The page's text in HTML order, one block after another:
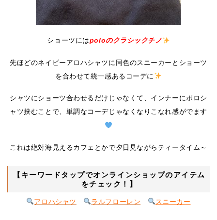
ショーツにはpoloのクラシックチノ
先ほどのネイビーアロハシャツに同色のスニーカーとショーツ
を合わせて統一感あるコーデに
シャツにショーツ合わせるだけじゃなくて、インナーにポロシ
ャツ挟むことで、単調なコーデじゃなくなりこなれ感がでます
これは絶対海見えるカフェとかで夕日見ながらティータイム～
【キーワードタップでオンラインショップのアイテム
をチェック！】
アロハシャツ ラルフローレン スニーカー